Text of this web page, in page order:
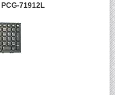
71912L